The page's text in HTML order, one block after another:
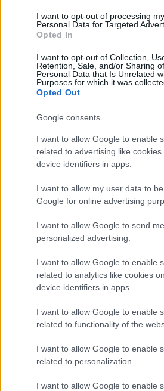
I want to opt-out of processing my
Personal Data for Targeted
Opted In
I want to opt-out of Collection,
Retention, Sale, and/or Sharing
Personal Data that Is Unrelated
Purposes for which it was
Opted Out
Google consents
I want to allow Google to enable
related to advertising like
device identifiers in apps.
I want to allow my user data to
Google for online advertising
I want to allow Google to send me
personalized advertising.
I want to allow Google to enable
related to analytics like cookies
device identifiers in apps.
I want to allow Google to enable
related to functionality of the
I want to allow Google to enable
related to personalization.
I want to allow Google to enable
ποσοστό των δεσμευμένων
που κατευθύνεται σε νέα
57,8% το 2025 από 54,5% το
Πειραιώςνα εμφανίζει τη
στη συγκεκριμένη αγορά,
εγκεκριμένων αλλά μη
χρηματοδοτήσεών της αφορά
ενώ υψηλά ποσοστά
Alpha και η Eurobank.